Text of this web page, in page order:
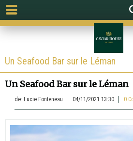
Un Seafood Bar sur le Léman
Un Seafood Bar sur le Léman
de: Lucie Fonteneau 04/11/2021 13:30 0